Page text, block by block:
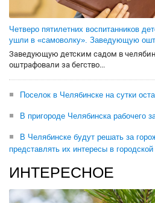
Четверо пятилетних воспитанников
ушли в «самоволку». Заведующую
Заведующую детским садом в
оштрафовали за бегство...
Поселок в Челябинске на сутки
В пригороде Челябинска рабочего
В Челябинске будут решать за
представлять их интересы в
ИНТЕРЕСНОЕ